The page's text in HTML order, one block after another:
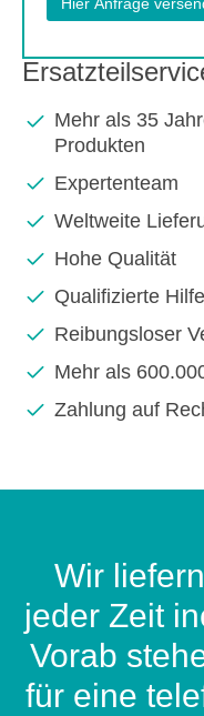
Mehr als 35
Produkten
Expertenteam
Weltweite
Hohe Qualität
Qualifizierte
Reibungsloser
Mehr als
Zahlung auf
Wir
jeder Zeit
Vorab
für eine